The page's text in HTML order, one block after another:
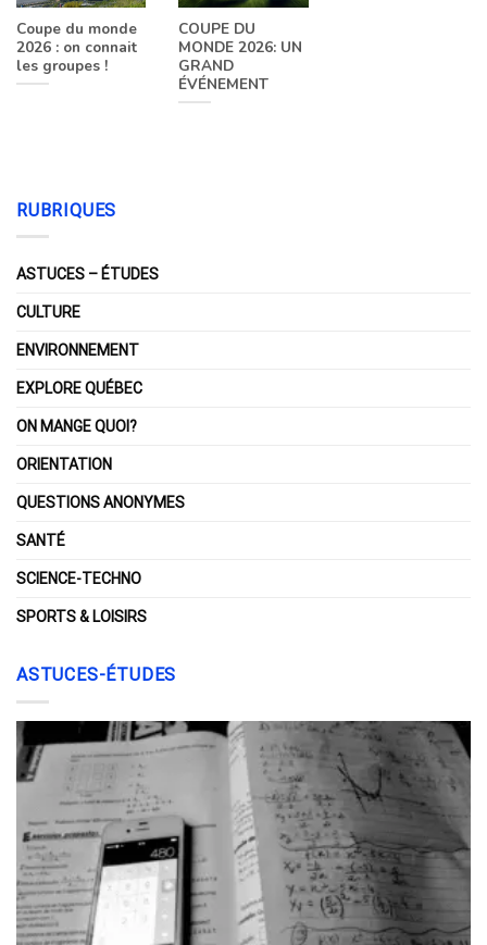
Coupe du monde
2026 : on connait
les groupes !
COUPE DU
MONDE 2026: UN
GRAND
ÉVÉNEMENT
RUBRIQUES
ASTUCES – ÉTUDES
CULTURE
ENVIRONNEMENT
EXPLORE QUÉBEC
ON MANGE QUOI?
ORIENTATION
QUESTIONS ANONYMES
SANTÉ
SCIENCE-TECHNO
SPORTS & LOISIRS
ASTUCES-ÉTUDES